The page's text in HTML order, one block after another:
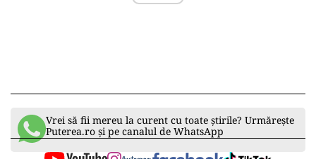
Vrei să fii mereu la curent cu toate știrile? Urmărește
Puterea.ro și pe canalul de WhatsApp